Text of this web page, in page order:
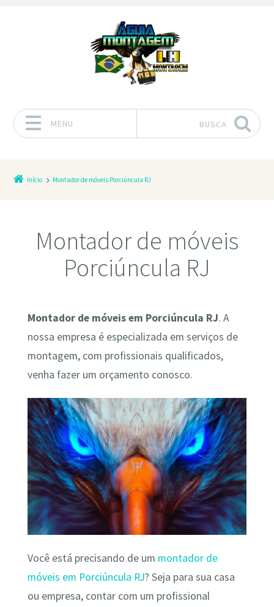
MENU BUSCA
Início Montador de móveis Porciúncula RJ
Montador de móveis
Porciúncula RJ
Montador de móveis em Porciúncula RJ. A
nossa empresa é especializada em serviços de
montagem, com profissionais qualificados,
venha fazer um orçamento conosco.
Você está precisando de um montador de
móveis em Porciúncula RJ? Seja para sua casa
ou empresa, contar com um profissional